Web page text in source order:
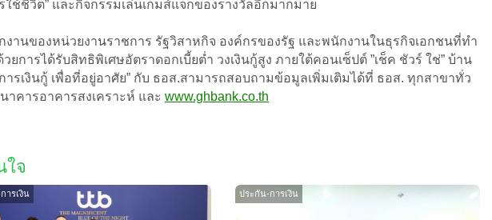
ช้ชีวิต” และกิจกรรมเล่นเกมส์แจกของรางวัลอีกมากมาย
งานของหน่วยงานราชการ รัฐวิสาหกิจ องค์กรของรัฐ และพนักงานในธุรกิจเอกชนที่ทำ
ารได้รับสิทธิพิเศษอัตราดอกเบี้ยต่ำ วงเงินกู้สูง ภายใต้คอนเซ็ปต์ ”เช็ค ชัวร์ ใช่” บ้าน
รเงินกู้ เพื่อที่อยู่อาศัย” กับ ธอส.สามารถสอบถามข้อมูลเพิ่มเติมได้ที่ ธอส. ทุกสาขาทั่ว
าคารอาคารสงเคราะห์ และ www.ghbank.co.th
ใจ
ารเงิน ประกัน-การเงิน